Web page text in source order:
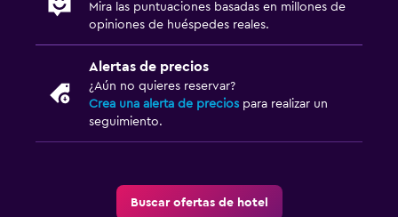
Cuna/cama nido disponibles
Equipo infantil para zona de juegos al aire libre
Estacionamiento y transporte
Estacionamiento gratuito
Mira las puntuaciones basadas en millones de
opiniones de huéspedes reales.
Alertas de precios
¿Aún no quieres reservar?
Crea una alerta de precios para realizar un
seguimiento.
Buscar ofertas de hotel